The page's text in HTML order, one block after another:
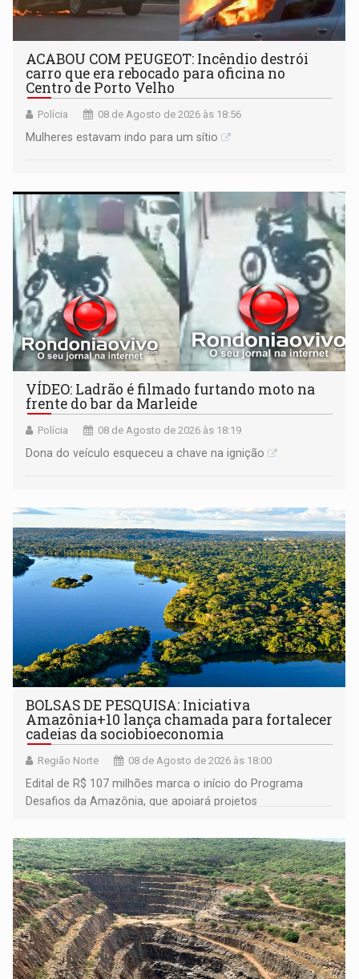
ACABOU COM PEUGEOT: Incêndio destrói
carro que era rebocado para oficina no
Centro de Porto Velho
Polícia 08 de Agosto de 2026 às 18:56
Mulheres estavam indo para um sítio
VÍDEO: Ladrão é filmado furtando moto na
frente do bar da Marleide
Polícia 08 de Agosto de 2026 às 18:19
Dona do veículo esqueceu a chave na ignição
BOLSAS DE PESQUISA: Iniciativa
Amazônia+10 lança chamada para fortalecer
cadeias da sociobioeconomia
Região Norte 08 de Agosto de 2026 às 18:00
Edital de R$ 107 milhões marca o início do Programa
Desafios da Amazônia, que apoiará projetos
submissão de pré-propostas poderá ser feita até 1º de
setembro